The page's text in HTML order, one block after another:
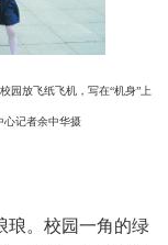
园放飞纸飞机，写在“机身”上
心记者余中华摄
琅。校园一角的绿